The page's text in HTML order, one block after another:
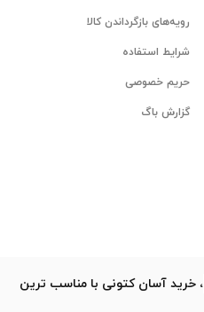
رویه‌های بازگرداندن کالا
شرایط استفاده
حریم خصوصی
گزارش باگ
، خرید آسان کتونی با مناسب ترین